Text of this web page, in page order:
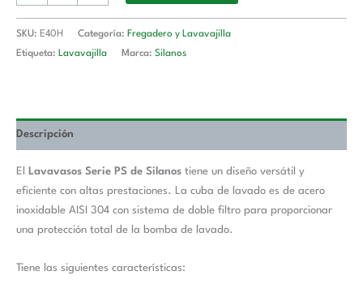
SKU: E40H Categoría: Fregadero y Lavavajilla
Etiqueta: Lavavajilla Marca: Silanos
Descripción
El Lavavasos Serie PS de Silanos tiene un diseño versátil y
eficiente con altas prestaciones. La cuba de lavado es de acero
inoxidable AISI 304 con sistema de doble filtro para proporcionar
una protección total de la bomba de lavado.
Tiene las siguientes características: